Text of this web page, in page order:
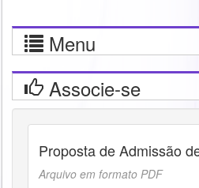
Menu
Associe-se
Proposta de Admissão
Arquivo em formato PDF